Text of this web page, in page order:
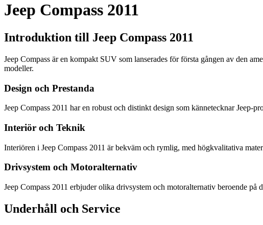
Jeep Compass 2011
Introduktion till Jeep Compass 2011
Jeep Compass är en kompakt SUV som lanserades för första gången av den
modeller.
Design och Prestanda
Jeep Compass 2011 har en robust och distinkt design som kännetecknar
Interiör och Teknik
Interiören i Jeep Compass 2011 är bekväm och rymlig, med högkvalitativa
Drivsystem och Motoralternativ
Jeep Compass 2011 erbjuder olika drivsystem och motoralternativ beroende
Underhåll och Service